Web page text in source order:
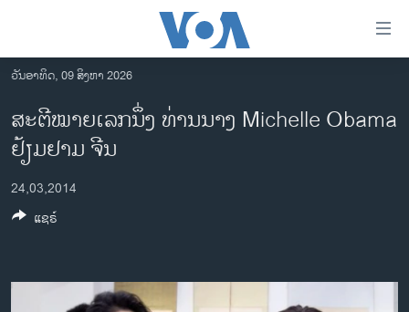
ເຂົ້າ
ຂ້າມ
ຂ້າມ
ຂ້າມ
ໄປ
ຫາ
ລາວ
ອາເມຣິກາ
ການເລືອກຕັ້ງ ປະທານາທີບໍດີ ສະຫະລັດ 2024
ຂ່າວ​ຈີນ
ວັນອາທິດ, 09 ສິງຫາ 2026
ສະຕີໝາຍເລກນຶ່ງ ທ່ານນາງ Michelle Obama
ຢ້ຽມຢາມ ຈີນ
24,03,2014
ແຊຣ໌